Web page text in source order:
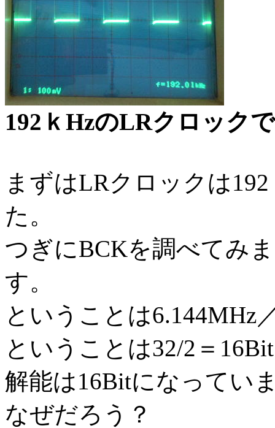
192ｋHzのLRクロック
まずはLRクロックは
た。
つぎにBCKを調べてみ
す。
ということは6.144MHz
ということは32/2＝
解能は16Bitになってい
なぜだろう？